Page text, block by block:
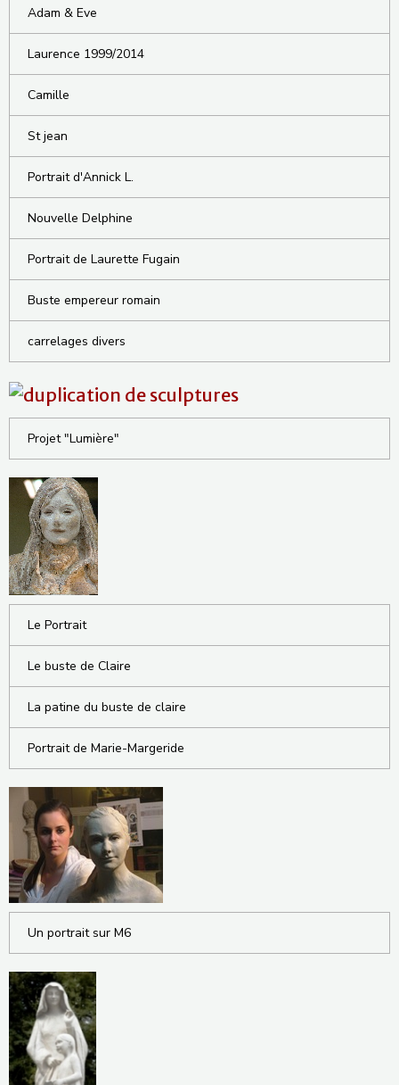
Adam & Eve
Laurence 1999/2014
Camille
St jean
Portrait d'Annick L.
Nouvelle Delphine
Portrait de Laurette Fugain
Buste empereur romain
carrelages divers
Projet "Lumière"
Le Portrait
Le buste de Claire
La patine du buste de claire
Portrait de Marie-Margeride
Un portrait sur M6